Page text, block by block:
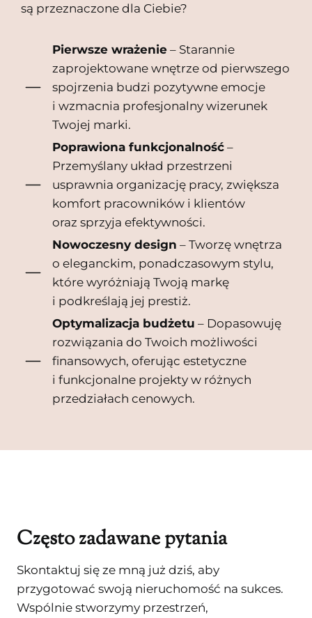
są przeznaczone dla Ciebie?
Pierwsze wrażenie – Starannie
zaprojektowane wnętrze od pierwszego
spojrzenia budzi pozytywne emocje
i wzmacnia profesjonalny wizerunek
Twojej marki.
Poprawiona funkcjonalność –
Przemyślany układ przestrzeni
usprawnia organizację pracy, zwiększa
komfort pracowników i klientów
oraz sprzyja efektywności.
Nowoczesny design – Tworzę wnętrza
o eleganckim, ponadczasowym stylu,
które wyróżniają Twoją markę
i podkreślają jej prestiż.
Optymalizacja budżetu – Dopasowuję
rozwiązania do Twoich możliwości
finansowych, oferując estetyczne
i funkcjonalne projekty w różnych
przedziałach cenowych.
Często zadawane pytania
Skontaktuj się ze mną już dziś, aby
przygotować swoją nieruchomość na sukces.
Wspólnie stworzymy przestrzeń,